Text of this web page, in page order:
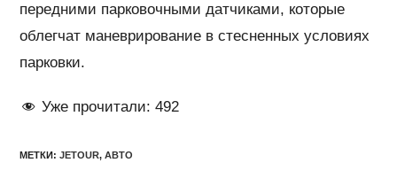
передними парковочными датчиками, которые
облегчат маневрирование в стесненных условиях
парковки.
Уже прочитали: 492
МЕТКИ :JETOUR, АВТО